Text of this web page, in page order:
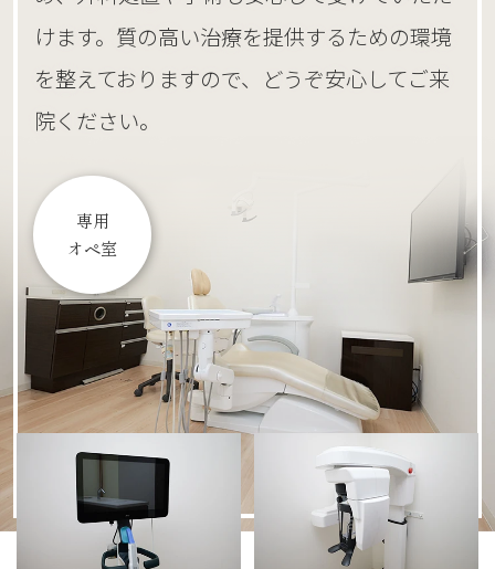
けます。質の高い治療を提供するための環境
を整えておりますので、どうぞ安心してご来
院ください。
専用
オペ室